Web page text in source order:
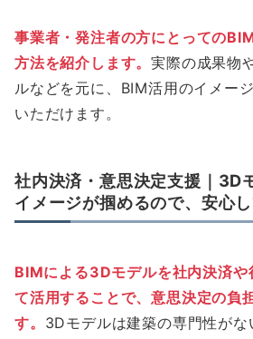
事業者・発注者の方にとっての
方法を紹介します。実際の成果物
ルなどを元に、BIM活用のイメー
いただけます。
社内決済・意思決定支援｜3D
イメージが掴めるので、安心
BIMによる3Dモデルを社内決済や
て活用することで、意思決定の負
す。 3Dモデルは建築の専門性が